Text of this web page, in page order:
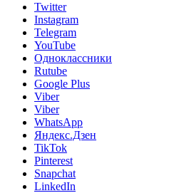
Twitter
Instagram
Telegram
YouTube
Одноклассники
Rutube
Google Plus
Viber
Viber
WhatsApp
Яндекс.Дзен
TikTok
Pinterest
Snapchat
LinkedIn